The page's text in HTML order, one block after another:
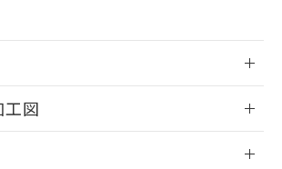
図
ます。
含有証明書（当社基準）
は発行日時点で非含有を証明す
過去に遡って非含有を証明する
りません。
指令のフタル酸エステル類４